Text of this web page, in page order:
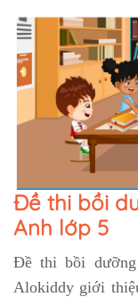
Đề thi bồi
Anh lớp 5
Đề thi bồi
Alokiddy giới